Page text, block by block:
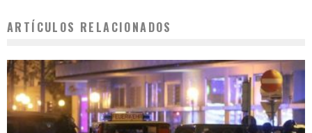
ARTÍCULOS RELACIONADOS